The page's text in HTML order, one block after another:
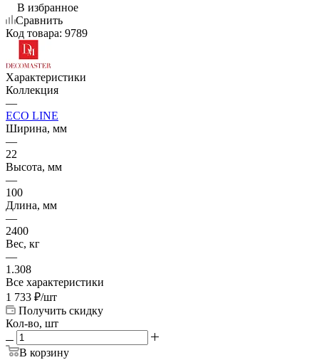
В избранное
Сравнить
Код товара: 9789
Характеристики
Коллекция
—
ECO LINE
Ширина, мм
—
22
Высота, мм
—
100
Длина, мм
—
2400
Вес, кг
—
1.308
Все характеристики
1 733 ₽/шт
Получить скидку
Кол-во, шт
В корзину